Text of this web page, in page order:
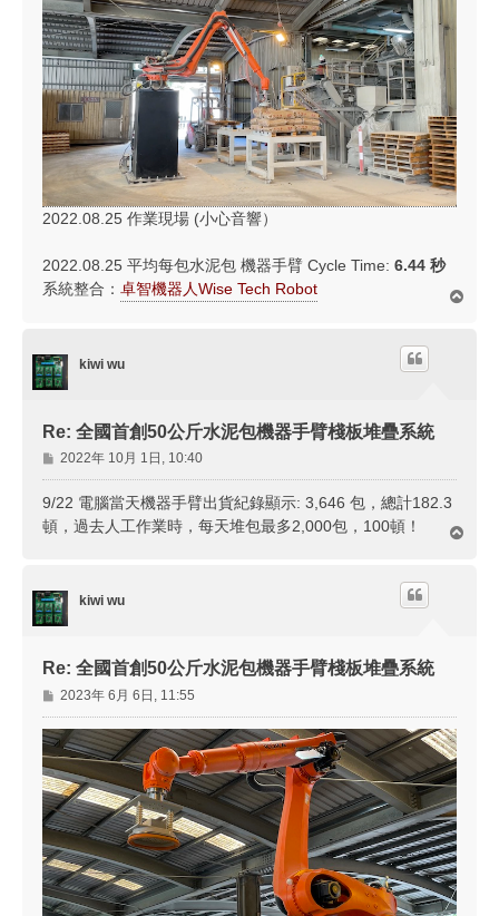
2022.08.25 作業現場 (小心音響）
2022.08.25 平均每包水泥包 機器手臂 Cycle Time: 6.44 秒
系統整合： 卓智機器人Wise Tech Robot
kiwi wu
Re: 全國首創50公斤水泥包機器手臂棧板堆疊系統
文
章
2022年 10月 1日, 10:40
9/22 電腦當天機器手臂出貨紀錄顯示: 3,646 包，總計182.3
頓，過去人工作業時，每天堆包最多2,000包，100頓！
kiwi wu
Re: 全國首創50公斤水泥包機器手臂棧板堆疊系統
文
章
2023年 6月 6日, 11:55